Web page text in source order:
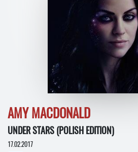
AMY MACDONALD
UNDER STARS (POLISH EDITION)
17.02.2017